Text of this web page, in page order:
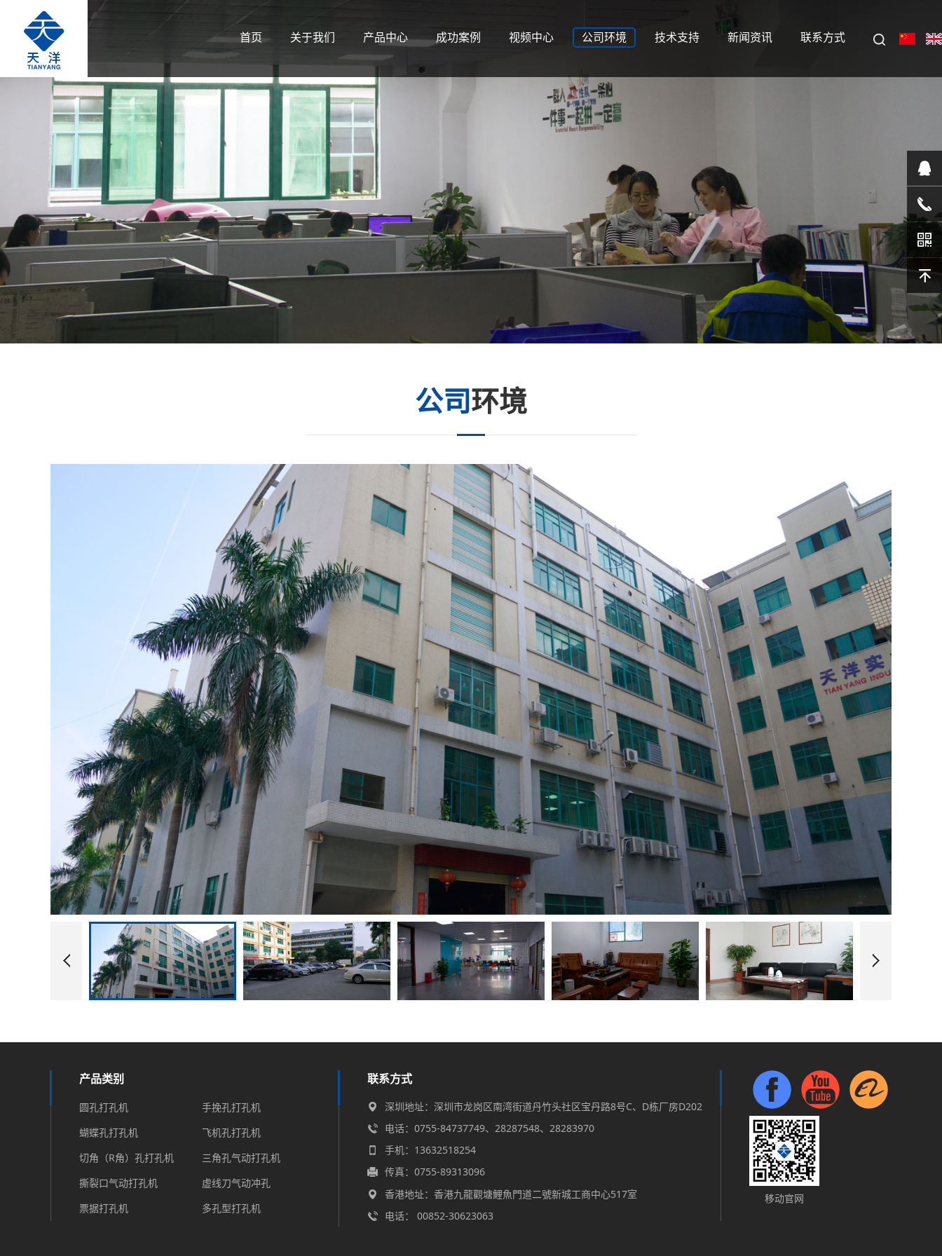
首页 关于我们 产品中心 成功案例 视频中心 公司环境 技术支持 新闻资讯 联系方式
公司环境
产品类别
圆孔打孔机
手挽孔打孔机
蝴蝶孔打孔机
飞机孔打孔机
切角（R角）孔打孔机
三角孔气动打孔机
撕裂口气动打孔机
虚线刀气动冲孔
票据打孔机
多孔型打孔机
联系方式
深圳地址：深圳市龙岗区南湾街道丹竹头社区宝丹路8号C、D栋厂房D202
电话：0755-84737749、28287548、28283970
手机：13632518254
传真：0755-89313096
香港地址：香港九龍觀塘鯉魚門道二號新城工商中心517室
电话： 00852-30623063
移动官网
在线客